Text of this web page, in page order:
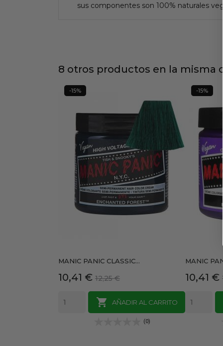
sus componentes son 100% naturales
8 otros productos en la misma
MANIC PANIC CLASSIC...
Precio
10,41 € Precio
base
12,25 €
 AÑADIR AL CARRITO
(0)
-15%
MANIC
Precio
10,41 €
-15%